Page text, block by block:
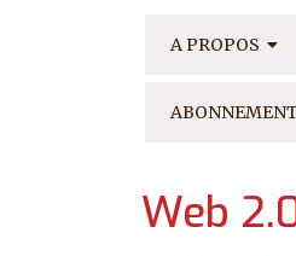
A PROPOS
Web